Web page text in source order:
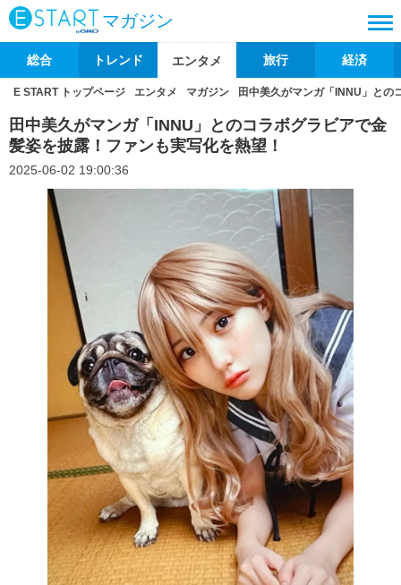
マガジン
総合 トレンド エンタメ 旅行 経済
E START トップページ エンタメ マガジン 田中美久がマンガ「INNU」との
田中美久がマンガ「INNU」とのコラボグラビアで金
髪姿を披露！ファンも実写化を熱望！
2025-06-02 19:00:36